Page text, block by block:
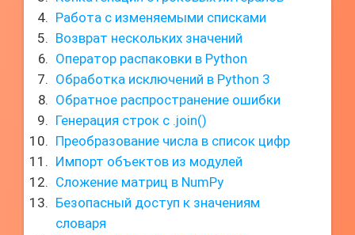
Работа с изменяемыми списками
Возврат нескольких значений
Оператор распаковки в Python
Обработка исключений в Python 3
Обратное распространение ошибки
Генерация строк с .join()
Преобразование числа в список цифр
Импорт объектов из модулей
Сложение матриц в NumPy
Безопасный доступ к значениям
словаря